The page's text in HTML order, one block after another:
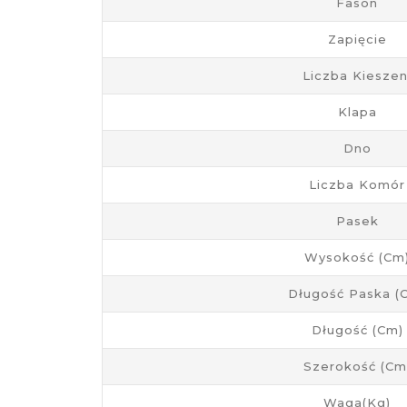
Zapięcie
Liczba
Klapa
Dno
Liczba Komór
Pasek
Wysokość (cm)
Długość Paska
Długość (cm)
Szerokość
Waga(kg)